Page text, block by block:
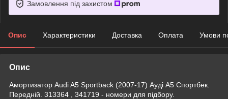
Замовлення під захистом
Опис Характеристики Доставка Оплата Умови
Опис
Амортизатор Audi A5 Sportback (2007-17) Ауді А5 Спортбек.
Передній. 313364 , 341719 - номери для підбору.